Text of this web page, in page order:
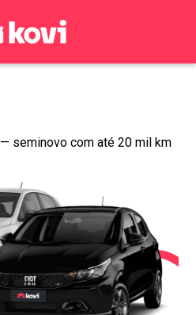
— seminovo com até 20 mil km